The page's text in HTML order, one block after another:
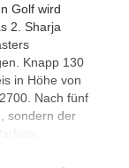
Golf wird
2. Sharja
Knapp 130
in Höhe von
Nach fünf
sondern der